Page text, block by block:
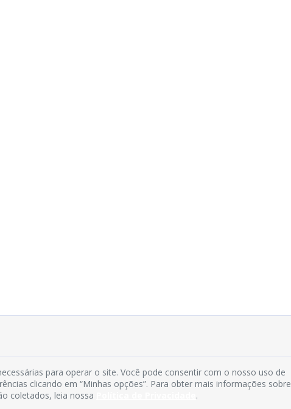
para operar o site. Você pode consentir com o nosso uso de
clicando em “Minhas opções”. Para obter mais informações sobre
coletados, leia nossa
.